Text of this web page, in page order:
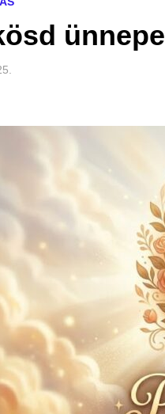
ünnepe